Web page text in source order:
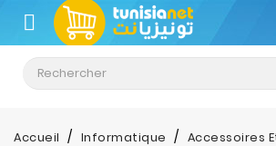
CATÉGORIE
Climatisation
Informatique
Accueil Informatique
Accessoires